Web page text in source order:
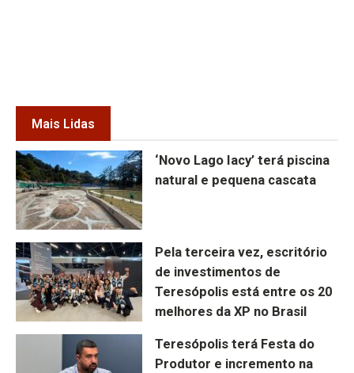
Mais Lidas
‘Novo Lago Iacy’ terá piscina
natural e pequena cascata
Pela terceira vez, escritório
de investimentos de
Teresópolis está entre os 20
melhores da XP no Brasil
Teresópolis terá Festa do
Produtor e incremento na